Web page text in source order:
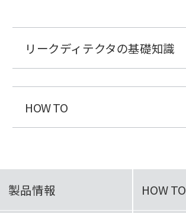
リークディテクタの基礎知識
HOW TO
製品情報 HOW TO